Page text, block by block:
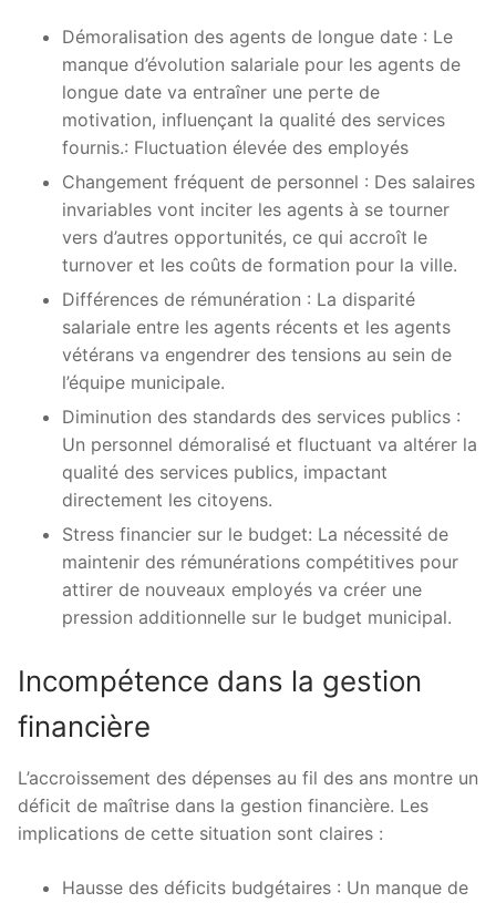
Démoralisation des agents de longue date : Le
manque d’évolution salariale pour les agents de
longue date va entraîner une perte de
motivation, influençant la qualité des services
fournis.: Fluctuation élevée des employés
Changement fréquent de personnel : Des salaires
invariables vont inciter les agents à se tourner
vers d’autres opportunités, ce qui accroît le
turnover et les coûts de formation pour la ville.
Différences de rémunération : La disparité
salariale entre les agents récents et les agents
vétérans va engendrer des tensions au sein de
l’équipe municipale.
Diminution des standards des services publics :
Un personnel démoralisé et fluctuant va altérer la
qualité des services publics, impactant
directement les citoyens.
Stress financier sur le budget: La nécessité de
maintenir des rémunérations compétitives pour
attirer de nouveaux employés va créer une
pression additionnelle sur le budget municipal.
Incompétence dans la gestion
financière
L’accroissement des dépenses au fil des ans montre un
déficit de maîtrise dans la gestion financière. Les
implications de cette situation sont claires :
Hausse des déficits budgétaires : Un manque de